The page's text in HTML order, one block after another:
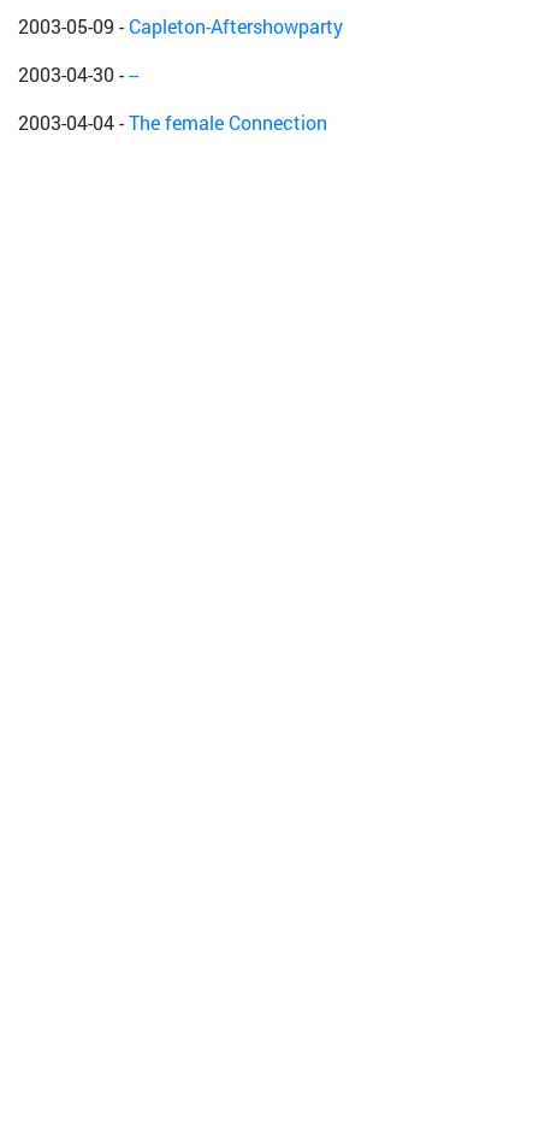
2003-05-09 -Capleton-Aftershowparty
2003-04-30---
2003-04-04-The female Connection